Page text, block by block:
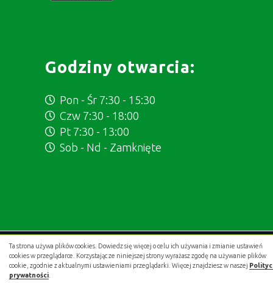
Ta strona używa plików cookies. Dowiedz się więcej o celu ich używania i zmianie ustawień
cookies w przeglądarce. Korzystając ze niniejszej strony wyrażasz zgodę na używanie plików
cookie, zgodnie z aktualnymi ustawieniami przeglądarki. Więcej znajdziesz w naszej
prywatności
Godziny otwarcia:
Pon - Śr 7:30 - 15:30
Czw 7:30 - 18:00
Pt 7:30 - 13:00
Sob - Nd - Zamknięte
Projekt i wykonanie:.gold studio digital